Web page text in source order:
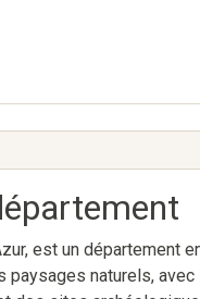
est un
naturels,